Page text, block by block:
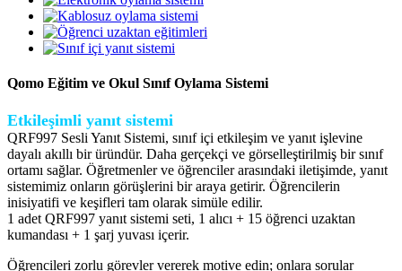
Qomo Eğitim ve Okul Sınıf Oylama Sistemi
Etkileşimli yanıt sistemi
QRF997 Sesli Yanıt Sistemi, sınıf içi etkileşim ve yanıt işlevine
dayalı akıllı bir üründür. Daha gerçekçi ve görselleştirilmiş bir sınıf
ortamı sağlar. Öğretmenler ve öğrenciler arasındaki iletişimde, yanıt
sistemimiz onların görüşlerini bir araya getirir. Öğrencilerin
inisiyatifi ve keşifleri tam olarak simüle edilir.
1 adet QRF997 yanıt sistemi seti, 1 alıcı + 15 öğrenci uzaktan
kumandası + 1 şarj yuvası içerir.
Öğrencileri zorlu görevler vererek motive edin; onlara sorular